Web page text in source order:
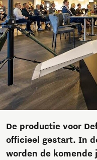
De productie voor
officieel gestart. In
worden de komende